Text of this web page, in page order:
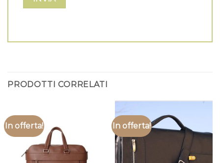
PRODOTTI CORRELATI
In offerta! In offerta!